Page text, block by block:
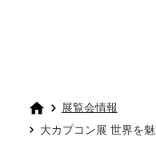
展覧会情報
大カプコン展 世界を